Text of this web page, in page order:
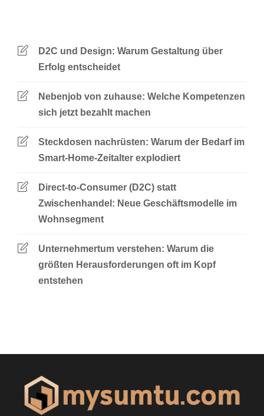
D2C und Design: Warum Gestaltung über
Erfolg entscheidet
Nebenjob von zuhause: Welche Kompetenzen
sich jetzt bezahlt machen
Steckdosen nachrüsten: Warum der Bedarf im
Smart-Home-Zeitalter explodiert
Direct-to-Consumer (D2C) statt
Zwischenhandel: Neue Geschäftsmodelle im
Wohnsegment
Unternehmertum verstehen: Warum die
größten Herausforderungen oft im Kopf
entstehen